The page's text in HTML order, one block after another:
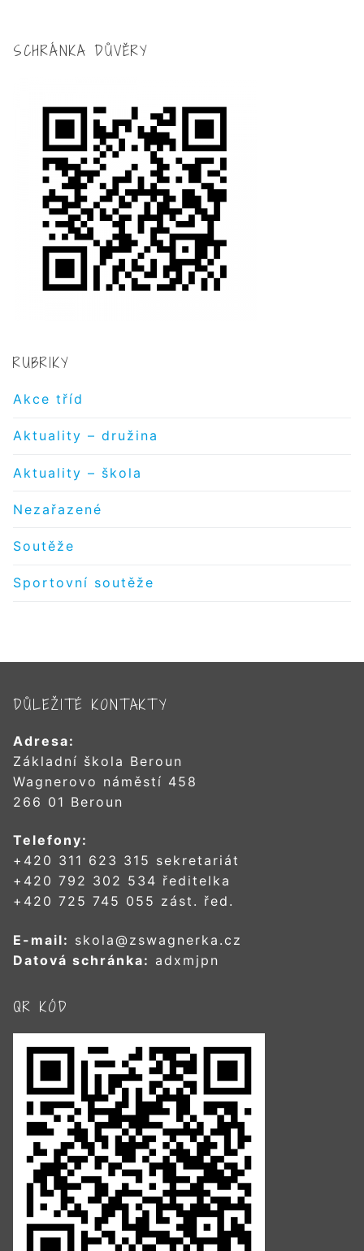
SCHRÁNKA DŮVĚRY
RUBRIKY
Akce tříd
Aktuality – družina
Aktuality – škola
Nezařazené
Soutěže
Sportovní soutěže
DŮLEŽITÉ KONTAKTY
Adresa:
Základní škola Beroun
Wagnerovo náměstí 458
266 01 Beroun
Telefony:
+420 311 623 315 sekretariát
+420 792 302 534 ředitelka
+420 725 745 055 zást. řed.
E-mail: skola@zswagnerka.cz
Datová schránka: adxmjpn
QR KÓD